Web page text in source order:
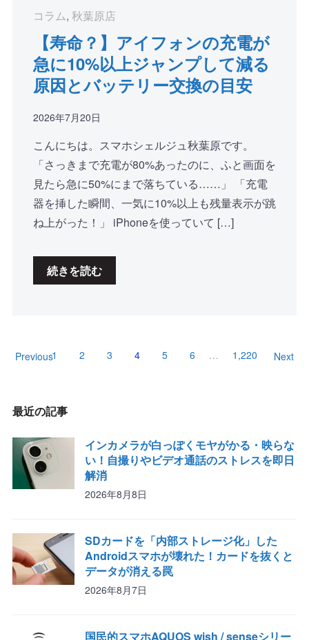
コラム, 秋葉原店
【寿命？】アイフォンの充電が
急に10%以上ジャンプして減る
原因とバッテリー交換の目安
2026年7月20日
こんにちは。スマホシェルジュ秋葉原です。
「さっきまで充電が80%あったのに、ふと画面を
見たら急に50%にまで落ちている……」 「充電
器を挿した瞬間、一気に10%以上も残量表示が跳
ね上がった！」 iPhoneを使っていて […]
続きを読む
Previous1 2 3 4 5 6 … 1,220 Next
最近の記事
インカメラが白っぽくモヤがかる・映らな
い！自撮りやビデオ通話のストレスを即日
解消
2026年8月8日
SDカードを「内部ストレージ化」した
Androidスマホが壊れた！カードを抜くと
データが消える罠
2026年8月7日
国民的スマホAQUOS wish / senseシリー